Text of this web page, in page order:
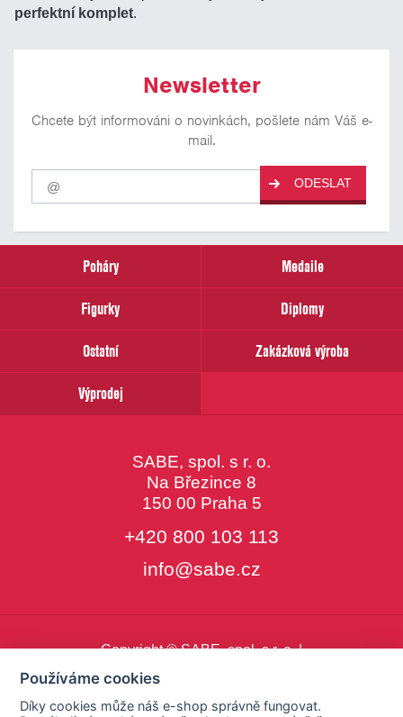
perfektní komplet.
Newsletter
Chcete být informováni o novinkách, pošlete nám Váš e-
mail.
Pro
odběr
našich
email
ODESLAT
Poháry
Medaile
Figurky
Diplomy
Ostatní
Zakázková výroba
Výprodej
SABE, spol. s r. o.
Na Březince 8
150 00 Praha 5
+420 800 103 113
info@sabe.cz
Copyright © SABE, spol. s r. o. |
Používáme cookies
Díky cookies může náš e-shop správně fungovat.